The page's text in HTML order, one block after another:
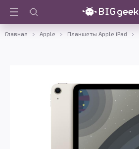
Главная Apple Планшеты Apple iPad